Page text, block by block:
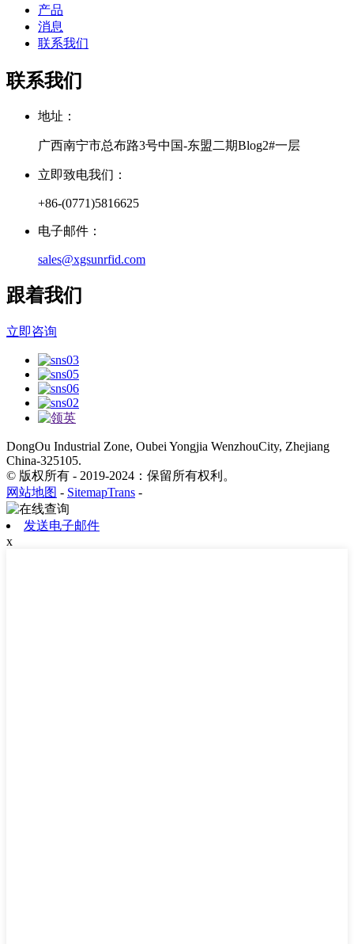
产品
消息
联系我们
联系我们
地址：
广西南宁市总布路3号中国-东盟二期Blog2#一层
立即致电我们：
+86-(0771)5816625
电子邮件：
sales@xgsunrfid.com
跟着我们
立即咨询
DongOu Industrial Zone, Oubei Yongjia WenzhouCity, Zhejiang
China-325105.
© 版权所有 - 2019-2024：保留所有权利。
网站地图 - SitemapTrans -
发送电子邮件
x